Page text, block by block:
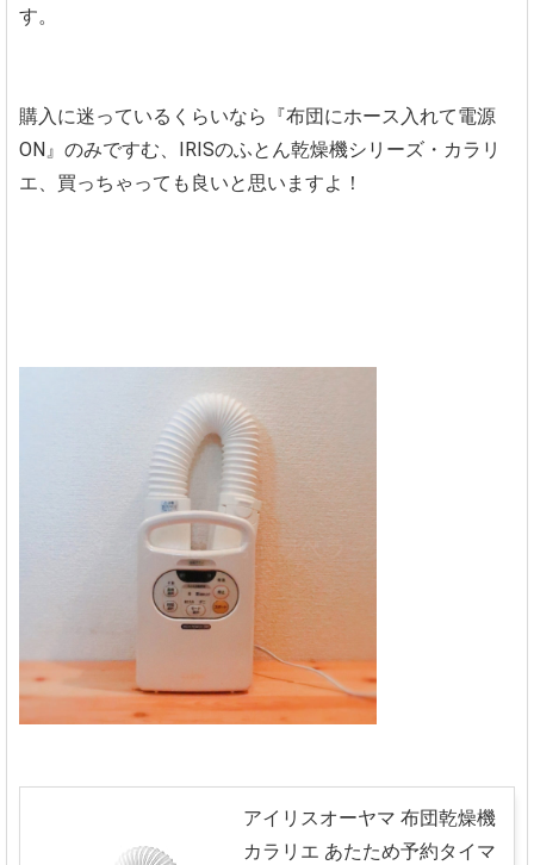
す。
購入に迷っているくらいなら『布団にホース入れて電源
ON』のみですむ、IRISのふとん乾燥機シリーズ・カラリ
エ、買っちゃっても良いと思いますよ！
アイリスオーヤマ 布団乾燥機
カラリエ あたため予約タイマ